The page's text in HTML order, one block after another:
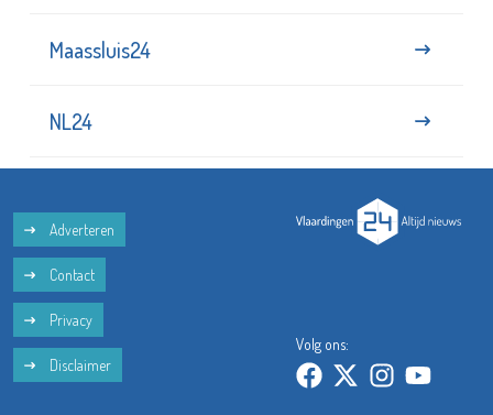
Maassluis24
NL24
Adverteren
Contact
Privacy
Disclaimer
Volg ons: